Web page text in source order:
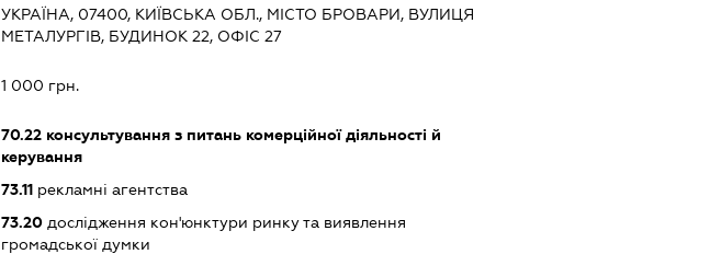
УКРАЇНА, 07400, КИЇВСЬКА ОБЛ., МІСТО БРОВАРИ, ВУЛИЦЯ
МЕТАЛУРГІВ, БУДИНОК 22, ОФІС 27
1 000 грн.
70.22консультування з питань комерційної діяльності й
керування
73.11рекламні агентства
73.20дослідження кон'юнктури ринку та виявлення
громадської думки